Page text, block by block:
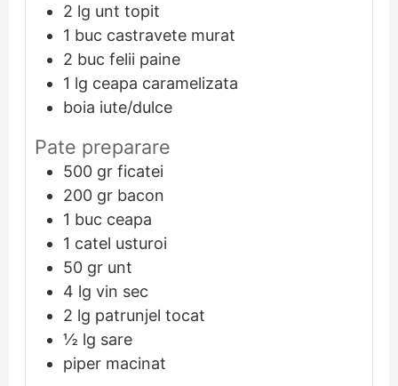
2 lg unt topit
1 buc castravete murat
2 buc felii paine
1 lg ceapa caramelizata
boia iute/dulce
Pate preparare
500 gr ficatei
200 gr bacon
1 buc ceapa
1 catel usturoi
50 gr unt
4 lg vin sec
2 lg patrunjel tocat
½ lg sare
piper macinat